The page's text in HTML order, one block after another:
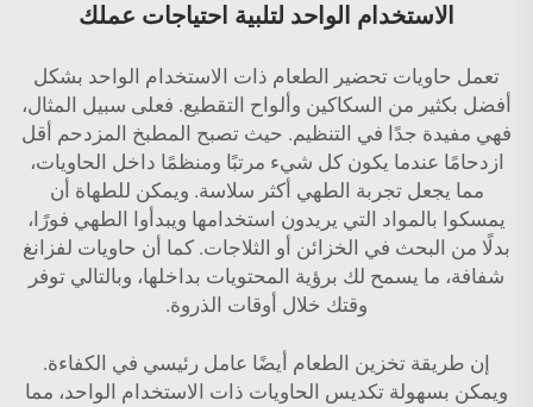
الاستخدام الواحد لتلبية احتياجات عملك
تعمل حاويات تحضير الطعام ذات الاستخدام الواحد بشكل
أفضل بكثير من السكاكين وألواح التقطيع. فعلى سبيل المثال،
فهي مفيدة جدًا في التنظيم. حيث تصبح المطبخ المزدحم أقل
ازدحامًا عندما يكون كل شيء مرتبًا ومنظمًا داخل الحاويات،
مما يجعل تجربة الطهي أكثر سلاسة. ويمكن للطهاة أن
يمسكوا بالمواد التي يريدون استخدامها ويبدأوا الطهي فورًا،
بدلًا من البحث في الخزائن أو الثلاجات. كما أن حاويات لفزانغ
شفافة، ما يسمح لك برؤية المحتويات بداخلها، وبالتالي توفر
وقتك خلال أوقات الذروة.
إن طريقة تخزين الطعام أيضًا عامل رئيسي في الكفاءة.
ويمكن بسهولة تكديس الحاويات ذات الاستخدام الواحد، مما